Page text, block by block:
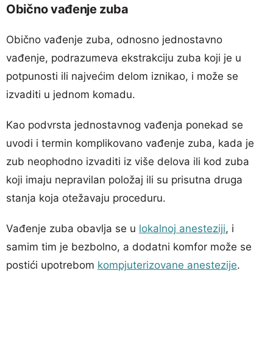
Obično vađenje zuba
Obično vađenje zuba, odnosno jednostavno
vađenje, podrazumeva ekstrakciju zuba koji je u
potpunosti ili najvećim delom iznikao, i može se
izvaditi u jednom komadu.
Kao podvrsta jednostavnog vađenja ponekad se
uvodi i termin komplikovano vađenje zuba, kada je
zub neophodno izvaditi iz više delova ili kod zuba
koji imaju nepravilan položaj ili su prisutna druga
stanja koja otežavaju proceduru.
Vađenje zuba obavlja se u lokalnoj anesteziji, i
samim tim je bezbolno, a dodatni komfor može se
postići upotrebom kompjuterizovane anestezije.